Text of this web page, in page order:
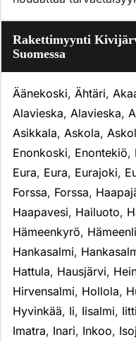
Rakettimyynti
Suomessa
Äänekoski, Ähtäri,
Alavieska, Alavieska,
Asikkala, Askola,
Enonkoski, Enontekiö,
Eura, Eura, Eurajoki,
Forssa, Forssa,
Haapavesi, Hailuoto,
Hämeenkyrö,
Hankasalmi,
Hattula, Hausjärvi,
Hirvensalmi, Hollola,
Hyvinkää, Ii, Iisalmi, Iitti
Imatra, Inari, Inkoo,